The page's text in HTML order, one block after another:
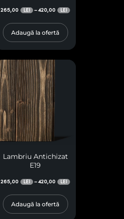
265,00 LEI –420,00 LEI
Adaugă la ofertă
Lambriu Antichizat
E19
265,00 LEI –420,00 LEI
Adaugă la ofertă